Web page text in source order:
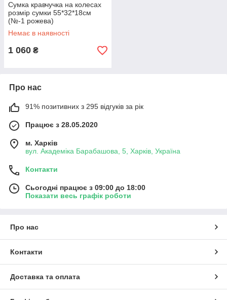
Сумка кравчучка на колесах
розмір сумки 55*32*18см
(№-1 рожева)
Немає в наявності
1 060 ₴
Про нас
91% позитивних з 295 відгуків за рік
Працює з 28.05.2020
м. Харків
вул. Академіка Барабашова, 5, Харків, Україна
Контакти
Сьогодні працює з 09:00 до 18:00
Показати весь графік роботи
Про нас
Контакти
Доставка та оплата